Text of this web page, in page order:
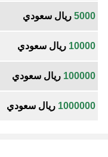
5000 ريال سعودي
10000 ريال سعودي
100000 ريال سعودي
1000000 ريال سعودي